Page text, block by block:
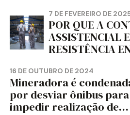
7 DE FEVEREIRO DE
POR QUE A
ASSISTENCIAL
RESISTÊNCIA
16 DE OUTUBRO DE 2024
Mineradora é
por desviar ônibus para
impedir realização de